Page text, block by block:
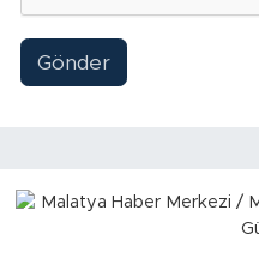
Gönder
Sinema
Asayiş
Adıyaman